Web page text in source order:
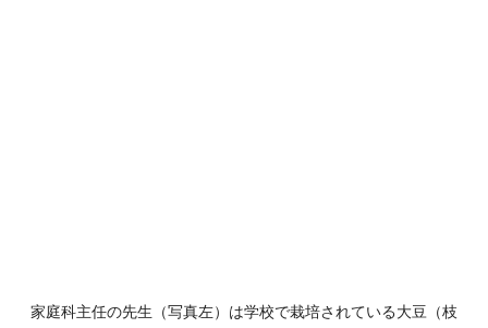
家庭科主任の先生（写真左）は学校で栽培されている大豆（枝